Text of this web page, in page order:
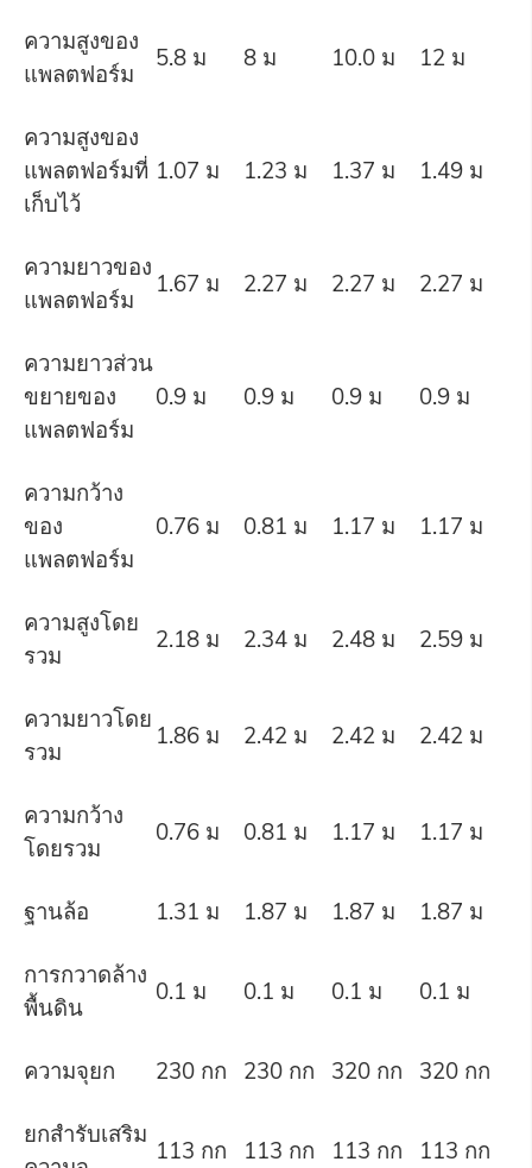
ความสูงของ
แพลตฟอร์ม
5.8 ม 8 ม 10.0 ม 12 ม
ความสูงของ
แพลตฟอร์มที่
เก็บไว้
1.07 ม 1.23 ม 1.37 ม 1.49 ม
ความยาวของ
แพลตฟอร์ม
1.67 ม 2.27 ม 2.27 ม 2.27 ม
ความยาวส่วน
ขยายของ
แพลตฟอร์ม
0.9 ม 0.9 ม 0.9 ม 0.9 ม
ความกว้าง
ของ
แพลตฟอร์ม
0.76 ม 0.81 ม 1.17 ม 1.17 ม
ความสูงโดย
รวม
2.18 ม 2.34 ม 2.48 ม 2.59 ม
ความยาวโดย
รวม
1.86 ม 2.42 ม 2.42 ม 2.42 ม
ความกว้าง
โดยรวม
0.76 ม 0.81 ม 1.17 ม 1.17 ม
ฐานล้อ 1.31 ม 1.87 ม 1.87 ม 1.87 ม
การกวาดล้าง
พื้นดิน
0.1 ม 0.1 ม 0.1 ม 0.1 ม
ความจุยก 230 กก 230 กก 320 กก 320 กก
ยกสำรับเสริม
113 กก 113 กก 113 กก 113 กก